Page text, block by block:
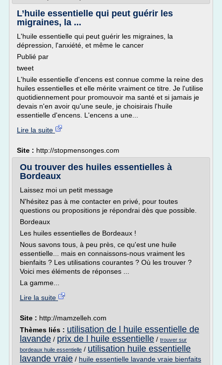
L’huile essentielle qui peut guérir les
migraines, la ...
L'huile essentielle qui peut guérir les migraines, la
dépression, l'anxiété, et même le cancer
Publié par
tweet
L'huile essentielle d'encens est connue comme la reine des
huiles essentielles et elle mérite vraiment ce titre. Je l'utilise
quotidiennement pour promouvoir ma santé et si jamais je
devais n'en avoir qu'une seule, je choisirais l'huile
essentielle d'encens. L'encens a une...
Lire la suite
Site : http://stopmensonges.com
Ou trouver des huiles essentielles à
Bordeaux
Laissez moi un petit message
N'hésitez pas à me contacter en privé, pour toutes
questions ou propositions je répondrai dès que possible.
Bordeaux
Les huiles essentielles de Bordeaux !
Nous savons tous, à peu près, ce qu'est une huile
essentielle... mais en connaissons-nous vraiment les
bienfaits ? Les utilisations courantes ? Où les trouver ?
Voici mes éléments de réponses ...
La gamme...
Lire la suite
Site : http://mamzelleh.com
Thèmes liés : utilisation de l huile essentielle de
lavande / prix de l huile essentielle / trouver sur
bordeaux huile essentielle / utilisation huile essentielle
lavande vraie / huile essentielle lavande vraie bienfaits